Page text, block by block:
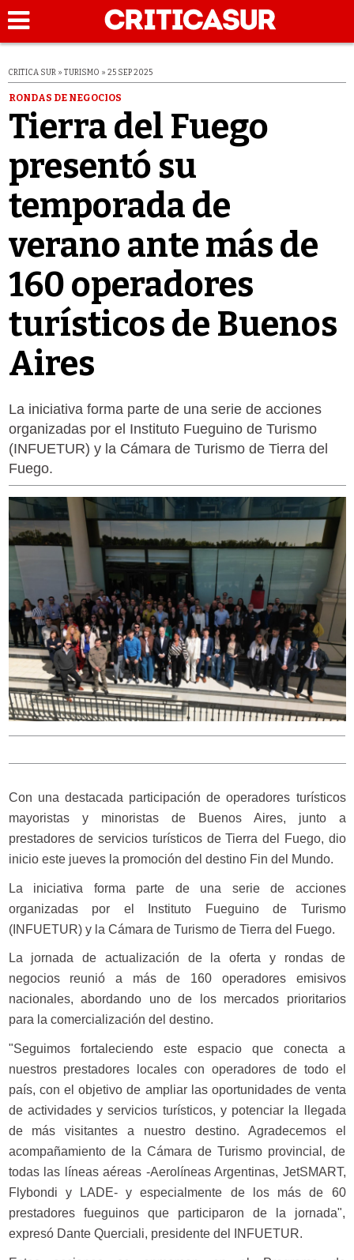
CRITICA SUR » TURISMO » 25 SEP 2025
RONDAS DE NEGOCIOS
Tierra del Fuego
presentó su
temporada de
verano ante más de
160 operadores
turísticos de Buenos
Aires
La iniciativa forma parte de una serie de acciones
organizadas por el Instituto Fueguino de Turismo
(INFUETUR) y la Cámara de Turismo de Tierra del
Fuego.
Con una destacada participación de operadores turísticos
mayoristas y minoristas de Buenos Aires, junto a
prestadores de servicios turísticos de Tierra del Fuego, dio
inicio este jueves la promoción del destino Fin del Mundo.
La iniciativa forma parte de una serie de acciones
organizadas por el Instituto Fueguino de Turismo
(INFUETUR) y la Cámara de Turismo de Tierra del Fuego.
La jornada de actualización de la oferta y rondas de
negocios reunió a más de 160 operadores emisivos
nacionales, abordando uno de los mercados prioritarios
para la comercialización del destino.
"Seguimos fortaleciendo este espacio que conecta a
nuestros prestadores locales con operadores de todo el
país, con el objetivo de ampliar las oportunidades de venta
de actividades y servicios turísticos, y potenciar la llegada
de más visitantes a nuestro destino. Agradecemos el
acompañamiento de la Cámara de Turismo provincial, de
todas las líneas aéreas -Aerolíneas Argentinas, JetSMART,
Flybondi y LADE- y especialmente de los más de 60
prestadores fueguinos que participaron de la jornada",
expresó Dante Querciali, presidente del INFUETUR.